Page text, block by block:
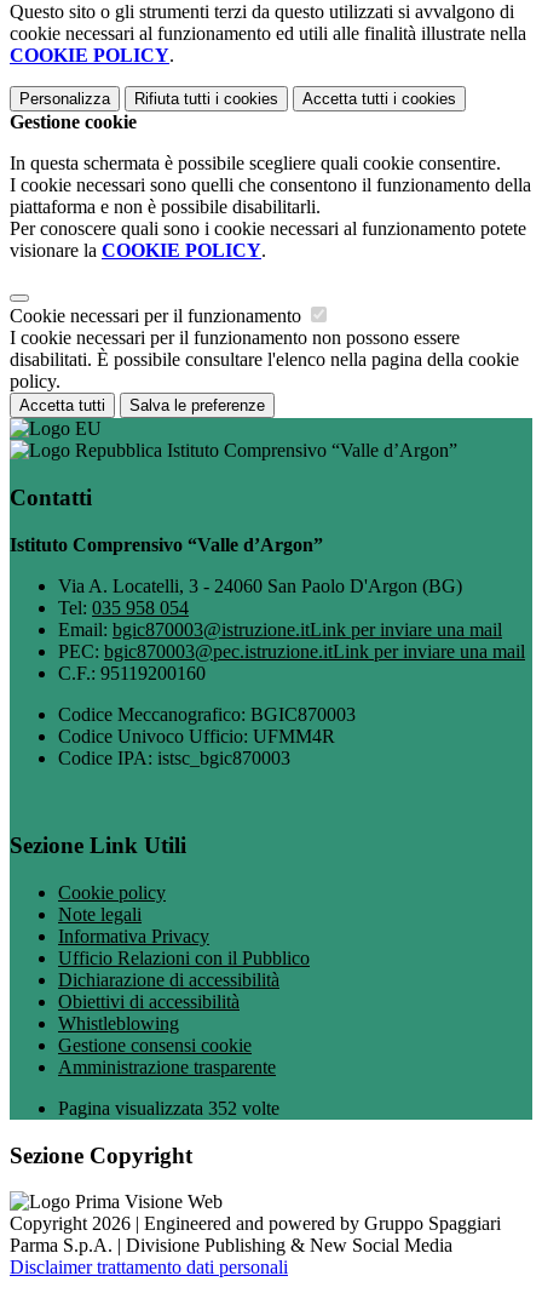
Questo sito o gli strumenti terzi da questo utilizzati si avvalgono di
cookie necessari al funzionamento ed utili alle finalità illustrate nella
COOKIE POLICY.
Personalizza Rifiuta tutti i cookies Accetta tutti i cookies
Gestione cookie
In questa schermata è possibile scegliere quali cookie consentire.
I cookie necessari sono quelli che consentono il funzionamento della
piattaforma e non è possibile disabilitarli.
Per conoscere quali sono i cookie necessari al funzionamento potete
visionare la COOKIE POLICY.
Cookie necessari per il funzionamento
I cookie necessari per il funzionamento non possono essere
disabilitati. È possibile consultare l'elenco nella pagina della cookie
policy.
Accetta tutti Salva le preferenze
Istituto Comprensivo “Valle d’Argon”
Contatti
Istituto Comprensivo “Valle d’Argon”
Via A. Locatelli, 3 - 24060 San Paolo D'Argon (BG)
Tel: 035 958 054
Email: bgic870003@istruzione.itLink per inviare una mail
PEC: bgic870003@pec.istruzione.itLink per inviare una mail
C.F.: 95119200160
Codice Meccanografico: BGIC870003
Codice Univoco Ufficio: UFMM4R
Codice IPA: istsc_bgic870003
Sezione Link Utili
Cookie policy
Note legali
Informativa Privacy
Ufficio Relazioni con il Pubblico
Dichiarazione di accessibilità
Obiettivi di accessibilità
Whistleblowing
Gestione consensi cookie
Amministrazione trasparente
Pagina visualizzata 352 volte
Sezione Copyright
Copyright 2026 | Engineered and powered by Gruppo Spaggiari
Parma S.p.A. | Divisione Publishing & New Social Media
Disclaimer trattamento dati personali